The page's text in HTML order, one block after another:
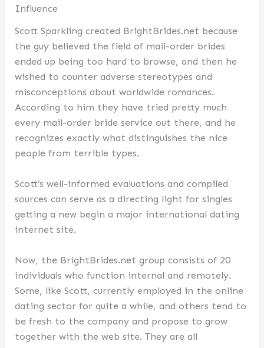
Influence
Scott Sparkling created BrightBrides.net because
the guy believed the field of mail-order brides
ended up being too hard to browse, and then he
wished to counter adverse stereotypes and
misconceptions about worldwide romances.
According to him they have tried pretty much
every mail-order bride service out there, and he
recognizes exactly what distinguishes the nice
people from terrible types.
Scott’s well-informed evaluations and compiled
sources can serve as a directing light for singles
getting a new begin a major international dating
internet site.
Now, the BrightBrides.net group consists of 20
individuals who function internal and remotely.
Some, like Scott, currently employed in the online
dating sector for quite a while, and others tend to
be fresh to the company and propose to grow
together with the web site. They are all